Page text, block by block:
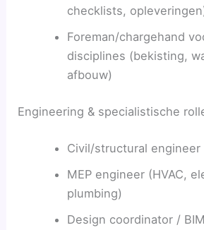
checklists,
Foreman/chargehand
disciplines (bekisting,
afbouw)
Engineering & specialistische
Civil/structural engineer
MEP engineer (HVAC,
plumbing)
Design coordinator /